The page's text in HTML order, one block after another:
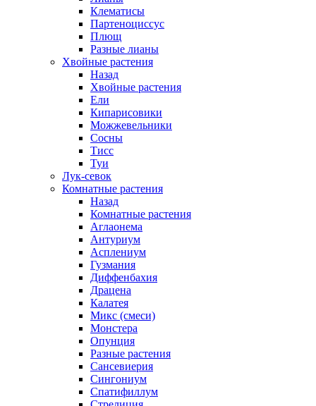
Клематисы
Партеноциссус
Плющ
Разные лианы
Хвойные растения
Назад
Хвойные растения
Ели
Кипарисовики
Можжевельники
Сосны
Тисс
Туи
Лук-севок
Комнатные растения
Назад
Комнатные растения
Аглаонема
Антуриум
Асплениум
Гузмания
Диффенбахия
Драцена
Калатея
Микс (смеси)
Монстера
Опунция
Разные растения
Сансевиерия
Сингониум
Спатифиллум